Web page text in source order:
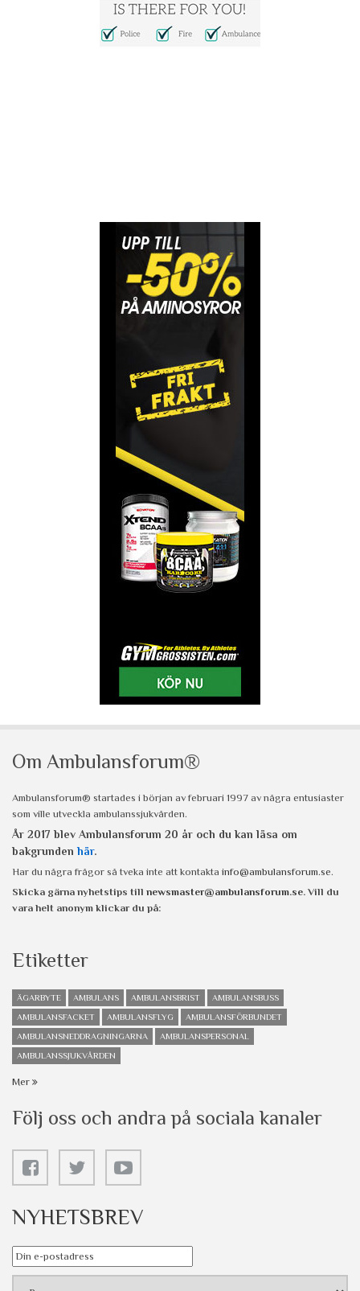
Om Ambulansforum®
Ambulansforum® startades i början av februari 1997 av några entusiaster
som ville utveckla ambulanssjukvården.
År 2017 blev Ambulansforum 20 år och du kan läsa om
bakgrunden här.
Har du några frågor så tveka inte att kontakta info@ambulansforum.se.
Skicka gärna nyhetstips till newsmaster@ambulansforum.se. Vill du
vara helt anonym klickar du på:
Etiketter
ÄGARBYTE AMBULANS AMBULANSBRIST
AMBULANSBUSS
AMBULANSFACKET
AMBULANSFLYG
AMBULANSFÖRBUNDET
AMBULANSNEDDRAGNINGARNA
AMBULANSPERSONAL
AMBULANSSJUKVÅRDEN
Mer
Följ oss och andra på sociala kanaler
NYHETSBREV